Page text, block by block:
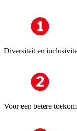
Diversiteit en
Voor een betere